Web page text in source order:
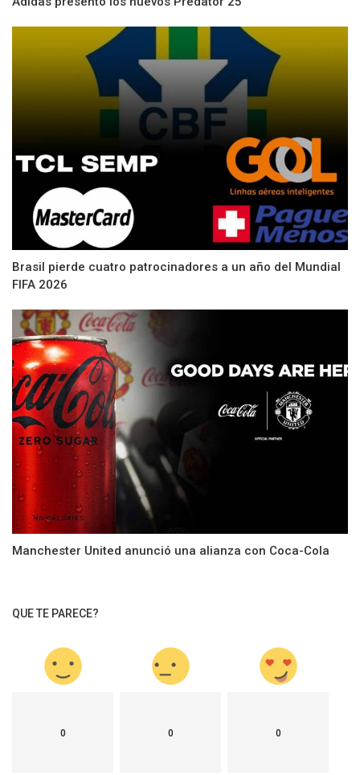
Brasil pierde cuatro patrocinadores a un año del Mundial
FIFA 2026
Manchester United anunció una alianza con Coca-Cola
QUE TE PARECE?
0 0 0